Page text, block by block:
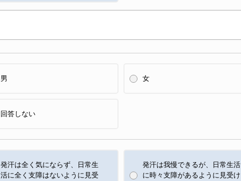
男 女
回答しない
発汗は全く気にならず、日常生
活に全く支障はないように見受
発汗は我慢できるが、日常生活
に時々支障があるように見受け